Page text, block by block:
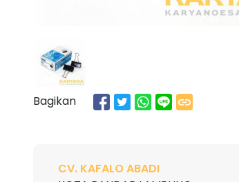
Bagikan
CV. KAFALO ABADI